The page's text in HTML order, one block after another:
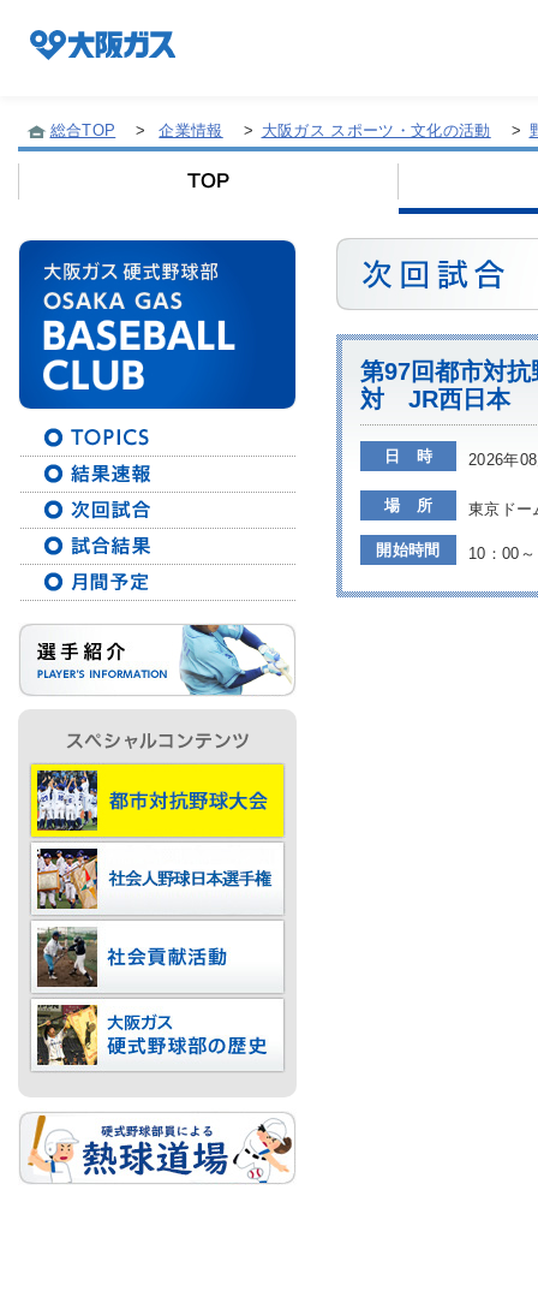
企業/グループについて
社会貢献
技術開発
サステナビリティ
採用情報
プレスリリース
総合TOP > 企業情報 > 大阪ガス スポーツ・文化の活動 >
第97回都市対抗
対 JR西日本
日 時 2026年
場 所 東京ドー
開始時間 10：00～